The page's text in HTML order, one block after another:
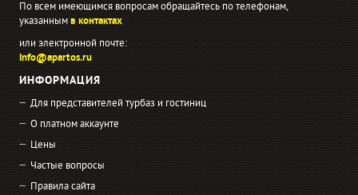
По всем имеющимся вопросам обращайтесь по телефонам,
указаннымв контактах
или электронной почте:
info@apartos.ru
ИНФОРМАЦИЯ
Для представителей турбаз и гостиниц
О платном аккаунте
Цены
Частые вопросы
Правила сайта